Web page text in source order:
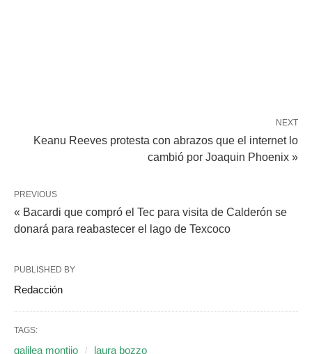
NEXT
Keanu Reeves protesta con abrazos que el internet lo
cambió por Joaquin Phoenix »
PREVIOUS
« Bacardi que compró el Tec para visita de Calderón se
donará para reabastecer el lago de Texcoco
PUBLISHED BY
Redacción
TAGS:
galilea montijo laura bozzo